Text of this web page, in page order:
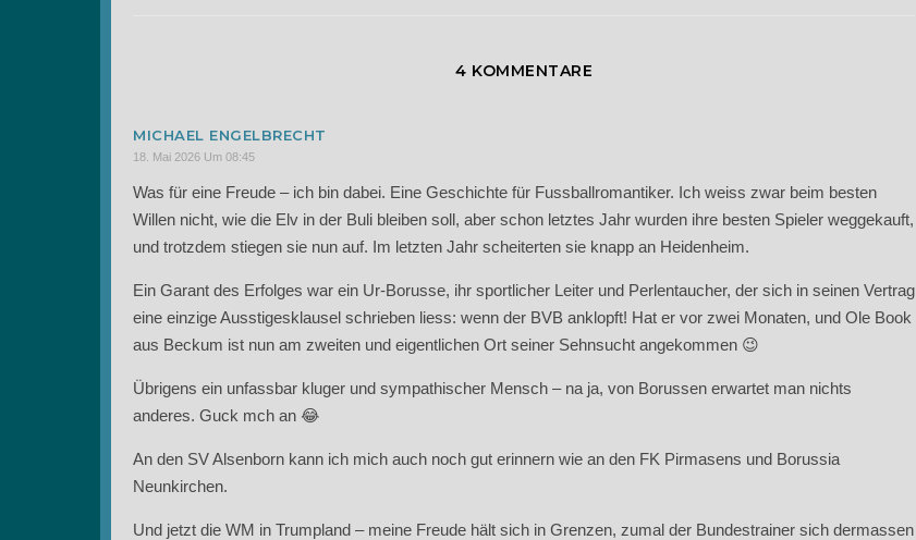
4 KOMMENTARE
MICHAEL ENGELBRECHT
18. Mai 2026 Um 08:45
Was für eine Freude – ich bin dabei. Eine Geschichte für Fussballromantiker. Ich weiss zwar beim besten
Willen nicht, wie die Elv in der Buli bleiben soll, aber schon letztes Jahr wurden ihre besten Spieler weggekauft,
und trotzdem stiegen sie nun auf. Im letzten Jahr scheiterten sie knapp an Heidenheim.
Ein Garant des Erfolges war ein Ur-Borusse, ihr sportlicher Leiter und Perlentaucher, der sich in seinen Vertrag
eine einzige Ausstigesklausel schrieben liess: wenn der BVB anklopft! Hat er vor zwei Monaten, und Ole Book
aus Beckum ist nun am zweiten und eigentlichen Ort seiner Sehnsucht angekommen 😉
Übrigens ein unfassbar kluger und sympathischer Mensch – na ja, von Borussen erwartet man nichts
anderes. Guck mch an 😂
An den SV Alsenborn kann ich mich auch noch gut erinnern wie an den FK Pirmasens und Borussia
Neunkirchen.
Und jetzt die WM in Trumpland – meine Freude hält sich in Grenzen, zumal der Bundestrainer sich dermassen